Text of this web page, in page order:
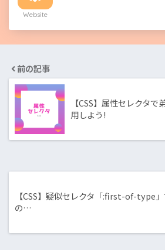
Website
前の記事
【CSS】属性セレクタ
用しよう!
【CSS】疑似セレクタ「:first-of-type
の…